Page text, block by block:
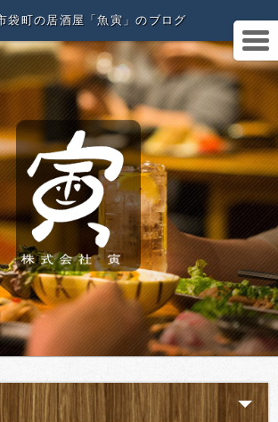
袋町の居酒屋「魚寅」のブログ